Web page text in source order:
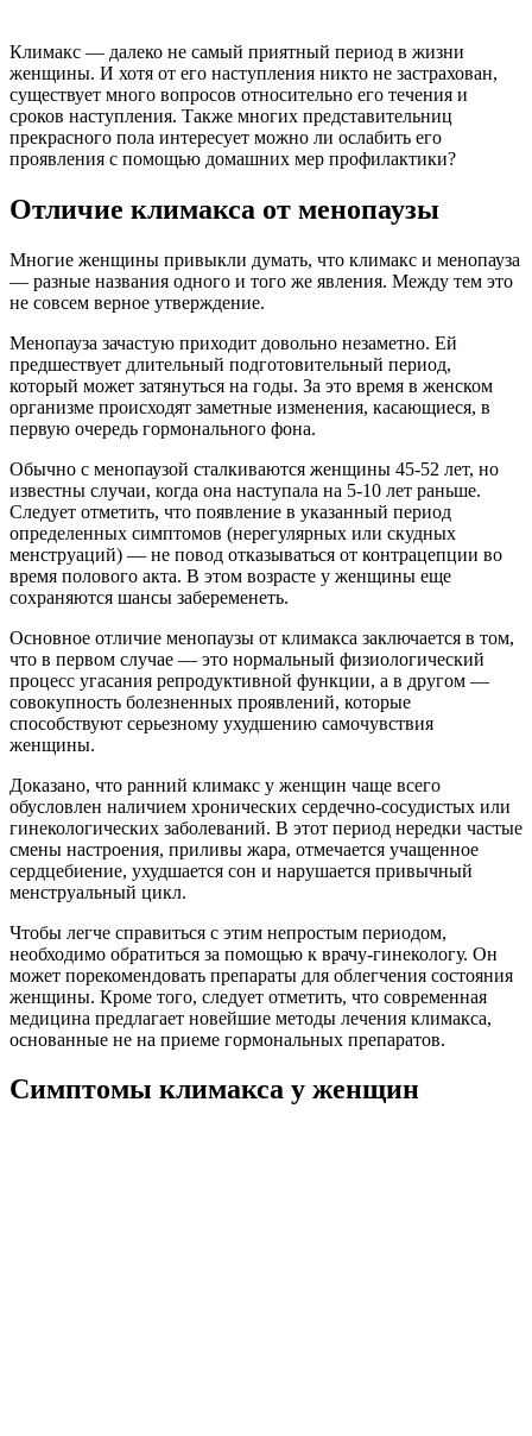
Климакс — далеко не самый приятный период в жизни
женщины. И хотя от его наступления никто не застрахован,
существует много вопросов относительно его течения и
сроков наступления. Также многих представительниц
прекрасного пола интересует можно ли ослабить его
проявления с помощью домашних мер профилактики?
Отличие климакса от менопаузы
Многие женщины привыкли думать, что климакс и менопауза
— разные названия одного и того же явления. Между тем это
не совсем верное утверждение.
Менопауза зачастую приходит довольно незаметно. Ей
предшествует длительный подготовительный период,
который может затянуться на годы. За это время в женском
организме происходят заметные изменения, касающиеся, в
первую очередь гормонального фона.
Обычно с менопаузой сталкиваются женщины 45-52 лет, но
известны случаи, когда она наступала на 5-10 лет раньше.
Следует отметить, что появление в указанный период
определенных симптомов (нерегулярных или скудных
менструаций) — не повод отказываться от контрацепции во
время полового акта. В этом возрасте у женщины еще
сохраняются шансы забеременеть.
Основное отличие менопаузы от климакса заключается в том,
что в первом случае — это нормальный физиологический
процесс угасания репродуктивной функции, а в другом —
совокупность болезненных проявлений, которые
способствуют серьезному ухудшению самочувствия
женщины.
Доказано, что ранний климакс у женщин чаще всего
обусловлен наличием хронических сердечно-сосудистых или
гинекологических заболеваний. В этот период нередки частые
смены настроения, приливы жара, отмечается учащенное
сердцебиение, ухудшается сон и нарушается привычный
менструальный цикл.
Чтобы легче справиться с этим непростым периодом,
необходимо обратиться за помощью к врачу-гинекологу. Он
может порекомендовать препараты для облегчения состояния
женщины. Кроме того, следует отметить, что современная
медицина предлагает новейшие методы лечения климакса,
основанные не на приеме гормональных препаратов.
Симптомы климакса у женщин